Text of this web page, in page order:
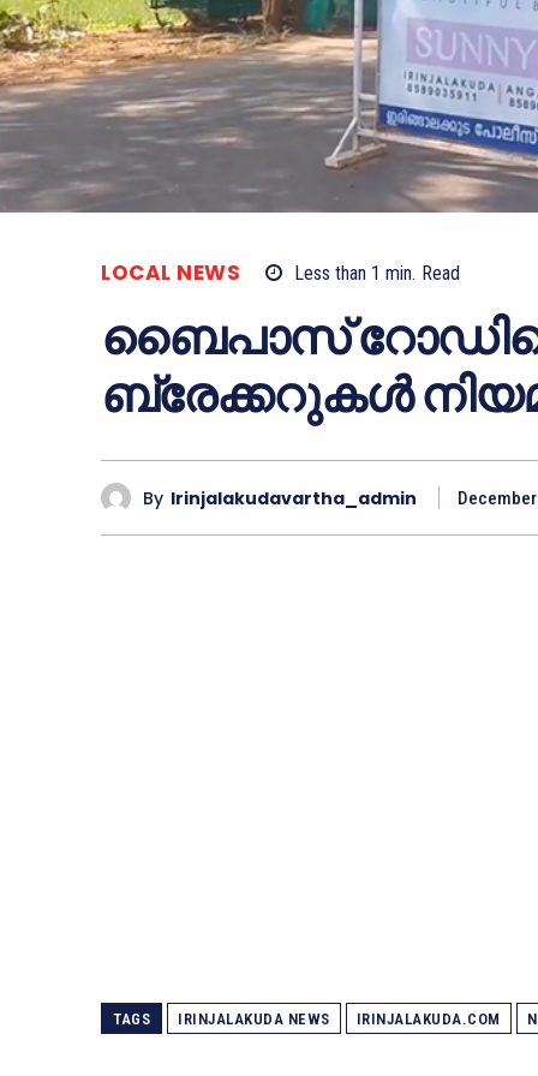
LOCAL NEWS Less than 1 min. Read
ബൈപാസ്
ബ്രേക്കറുകള്‍
By Irinjalakudavartha_admin
TAGS IRINJALAKUDA NEWS IRINJALAKUDA.COM